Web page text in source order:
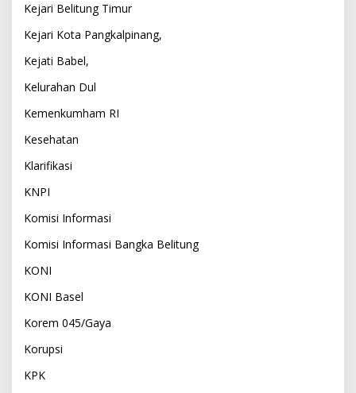
Kejari Belitung Timur
Kejari Kota Pangkalpinang,
Kejati Babel,
Kelurahan Dul
Kemenkumham RI
Kesehatan
Klarifikasi
KNPI
Komisi Informasi
Komisi Informasi Bangka Belitung
KONI
KONI Basel
Korem 045/Gaya
Korupsi
KPK